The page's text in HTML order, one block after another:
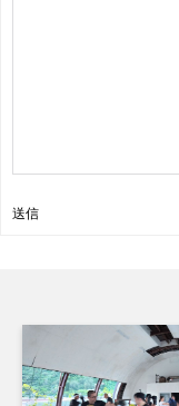
送信